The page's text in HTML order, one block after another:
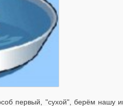
первый, "сухой", берём нашу